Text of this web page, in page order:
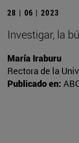
28 | 06 | 2023
Investigar, la
María Iraburu
Rectora de la
Publicado en: